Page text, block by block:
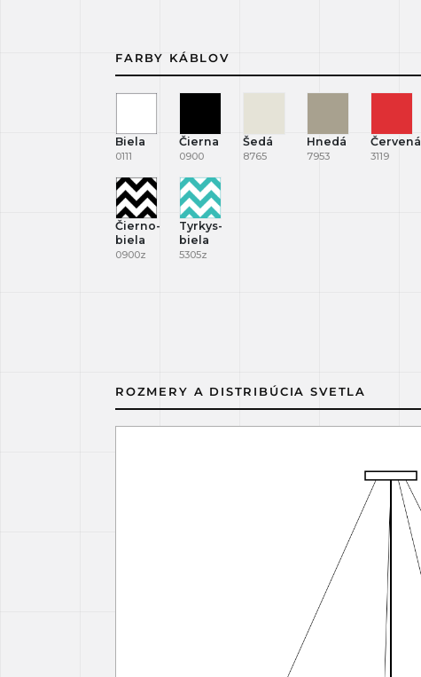
FARBY KÁBLOV
Biela
0111
Čierna
0900
Šedá
8765
Hnedá
7953
Červená
3119
Čierno-
biela
0900z
Tyrkys-
biela
5305z
ROZMERY A DISTRIBÚCIA SVETLA